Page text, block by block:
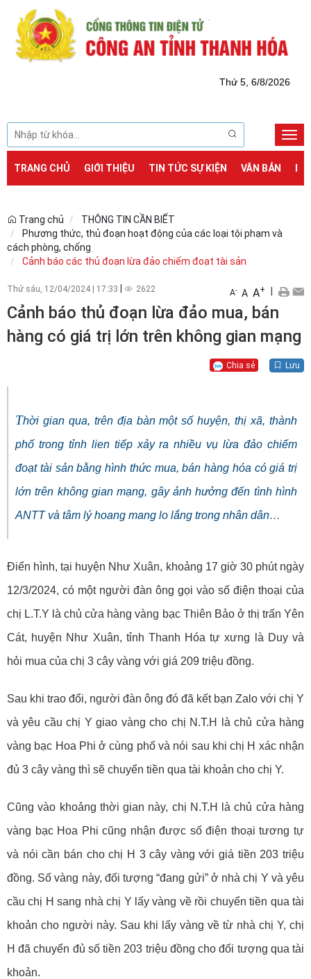
Thứ 5, 6/8/2026
TRANG CHỦ GIỚI THIỆU TIN TỨC SỰ KIỆN VĂN BẢN
Trang chủ
THÔNG TIN CẦN BIẾT
Phương thức, thủ đoạn hoạt động của các loại tội phạm và
cách phòng, chống
Cảnh báo các thủ đoạn lừa đảo chiếm đoạt tài sản
Thứ sáu, 12/04/2024 | 17:33 2622 A- A A+
Cảnh báo thủ đoạn lừa đảo mua, bán
hàng có giá trị lớn trên không gian mạng
Chia sẻ Lưu
Thời gian qua, trên địa bàn một số huyện, thị xã, thành
phố trong tỉnh lien tiếp xảy ra nhiều vụ lừa đảo chiếm
đoạt tài sản bằng hình thức mua, bán hàng hóa có giá trị
lớn trên không gian mạng, gây ảnh hưởng đến tình hình
ANTT và tâm lý hoang mang lo lắng trong nhân dân…
Điển hình, tại huyện Như Xuân, khoảng 17 giờ 30 phút ngày
12/3/2024, có một người đàn ông gọi vào số điện thoại của
chị L.T.Y là chủ cửa hàng vàng bạc Thiên Bảo ở thị trấn Yên
Cát, huyện Như Xuân, tỉnh Thanh Hóa tự xưng là Duy và
hỏi mua của chị 3 cây vàng với giá 209 triệu đồng.
Sau khi trao đổi, người đàn ông đó đã kết bạn Zalo với chị Y
và yêu cầu chị Y giao vàng cho chị N.T.H là chủ cửa hàng
vàng bạc Hoa Phi ở cùng phố và nói sau khi chị H xác nhận
đủ 3 cây vàng thì sẽ chuyển tiền qua tài khoản cho chị Y.
Cũng vào khoảng thời gian này, chị N.T.H là chủ cửa hàng
vàng bạc Hoa Phi cũng nhận được số điện thoại tương tự
và nói cần bán cho chị H 3 cây vàng với giá tiền 203 triệu
đồng. Số vàng này, đối tượng “đang gửi” ở nhà chị Y và yêu
cầu chị H sang nhà chị Y lấy vàng về rồi chuyển tiền qua tài
khoản cho người này. Sau khi lấy vàng về từ nhà chị Y, chị
H đã chuyển đủ số tiền 203 triệu đồng cho đối tượng qua tài
khoản.